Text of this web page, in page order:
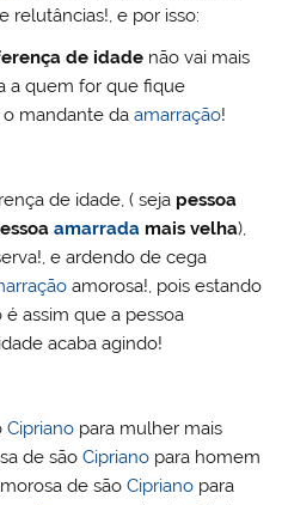
relutâncias!, e por isso:
de idade não vai mais
a quem for que fique
mandante daamarração!
de idade, ( seja pessoa
amarrada mais velha),
e ardendo de cega
amorosa!, pois estando
assim que a pessoa
acaba agindo!
Cipriano para mulher mais
de sãoCipriano para homem
de sãoCipriano para